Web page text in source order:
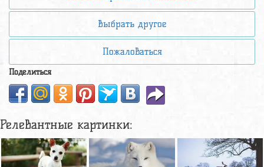
Выбрать другое
Пожаловаться
Поделиться
Релевантные картинки: